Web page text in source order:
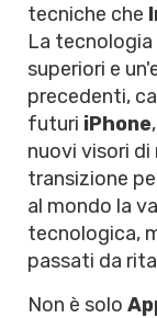
tecniche che
La tecnologia
superiori e
precedenti,
futuri iPhone,
nuovi visori
transizione
al mondo la
tecnologica,
passati da
Non è solo